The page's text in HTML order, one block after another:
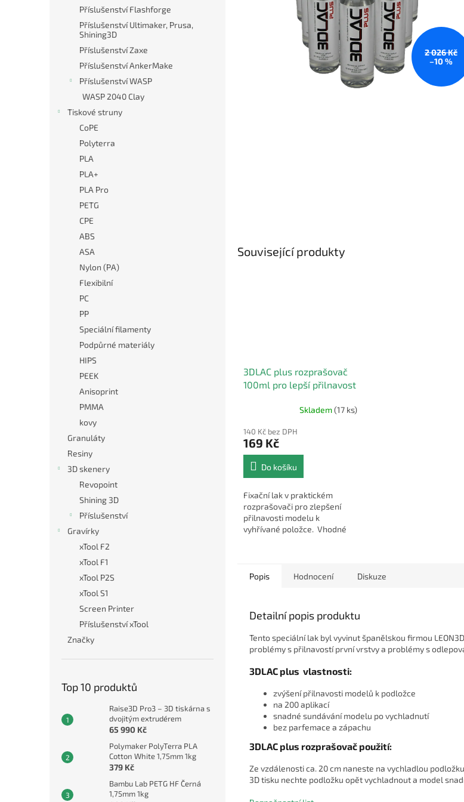
Příslušenství Flashforge
Příslušenství Ultimaker, Prusa,
Shining3D
Příslušenství Zaxe
Příslušenství AnkerMake
Příslušenství WASP
WASP 2040 Clay
Tiskové struny
CoPE
Polyterra
PLA
PLA+
PLA Pro
PETG
CPE
ABS
ASA
Nylon (PA)
Flexibilní
PC
PP
Speciální filamenty
Podpůrné materiály
HIPS
PEEK
Anisoprint
PMMA
kovy
Granuláty
Resiny
3D skenery
Revopoint
Shining 3D
Příslušenství
Gravírky
xTool F2
xTool F1
xTool P2S
xTool S1
Screen Printer
Příslušenství xTool
Značky
Top 10 produktů
Raise3D Pro3 – 3D tiskárna s
dvojitým extrudérem
65 990 Kč
Polymaker PolyTerra PLA
Cotton White 1,75mm 1kg
379 Kč
Bambu Lab PETG HF Černá
1,75mm 1kg
2 026 Kč
–10 %
Související produkty
3DLAC plus rozprašovač
100ml pro lepší přilnavost
Skladem(17 ks)
140 Kč bez DPH
169 Kč
Do košíku
Fixační lak v praktickém
rozprašovači pro zlepšení
přilnavosti modelu k
vyhřívané položce. Vhodné
Popis
Hodnocení Diskuze
Detailní popis produktu
Tento speciální lak byl vyvinut španělskou firmou
problémy s přilnavostí první vrstvy a problémy s
3DLAC plus vlastnosti:
zvýšení přilnavosti modelů k podložce
na 200 aplikací
snadné sundávání modelu po vychladnutí
bez parfemace a zápachu
3DLAC plus rozprašovač použití:
Ze vzdálenosti ca. 20 cm naneste na vychladlou
3D tisku nechte podložku opět vychladnout a model